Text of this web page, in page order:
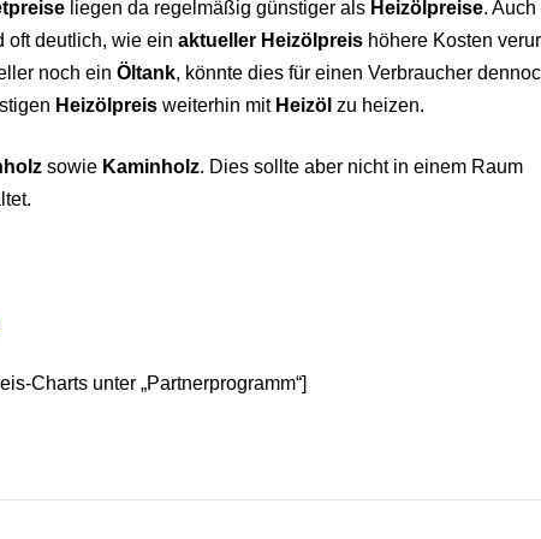
liegen da regelmäßig günstiger als Heizölpreise. Auch
oft deutlich, wie ein aktueller Heizölpreis höhere Kosten
noch ein Öltank, könnte dies für einen Verbraucher
Heizölpreis weiterhin mit Heizöl zu heizen.
sowie Kaminholz. Dies sollte aber nicht in einem Raum
Charts unter „Partnerprogramm“]